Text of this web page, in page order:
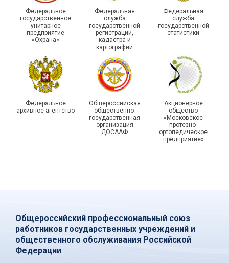
215-й юбилей
государственной
статистики отметили в
Республике Саха (Якутия)
Храбрым детям – добрые
подарки
Федеральное
государственное
унитарное
предприятие
«Охрана»
Федеральная
служба
государственной
регистрации,
кадастра и
картографии
Федеральная
служба
государственной
статистики
Федеральное
архивное агентство
Общероссийская
общественно-
государственная
организация
ДОСААФ
Акционерное
общество
«Московское
протезно-
ортопедическое
предприятие»
Общероссийский профессиональный союз
работников государственных учреждений и
общественного обслуживания Российской
Федерации